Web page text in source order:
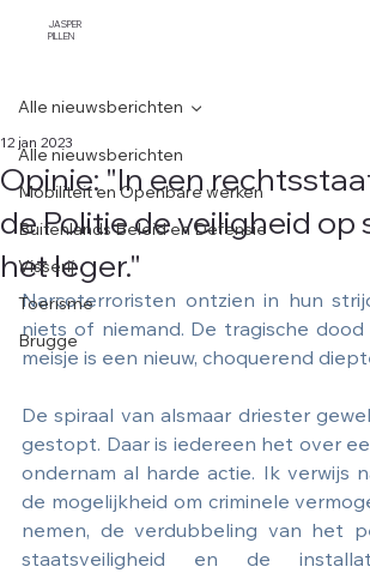
JASPER
PILLEN
Alle nieuwsberichten
Mobiliteit en Openbare werken
Buitenlands Beleid en Defensie
Visserij
Toerisme
Brugge
Alle nieuwsberichten
Opinie: "In een
de Politie de veiligheid op
het leger."
12 jan 2023
Narcoterroristen ontzien in hun
niets of niemand. De tragische dood
meisje is een nieuw, choquerend
De spiraal van alsmaar driester
gestopt. Daar is iedereen het over
ondernam al harde actie. Ik verwijs
de mogelijkheid om criminele
nemen, de verdubbeling van het
staatsveiligheid en de